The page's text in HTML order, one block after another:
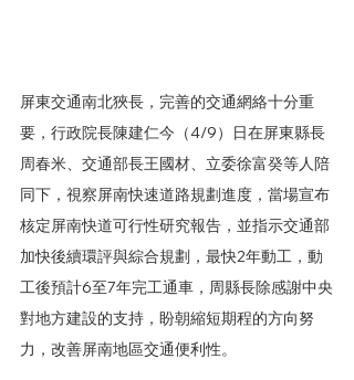
屏東交通南北狹長，完善的交通網絡十分重
要，行政院長陳建仁今（4/9）日在屏東縣長
周春米、交通部長王國材、立委徐富癸等人陪
同下，視察屏南快速道路規劃進度，當場宣布
核定屏南快道可行性研究報告，並指示交通部
加快後續環評與綜合規劃，最快2年動工，動
工後預計6至7年完工通車，周縣長除感謝中央
對地方建設的支持，盼朝縮短期程的方向努
力，改善屏南地區交通便利性。